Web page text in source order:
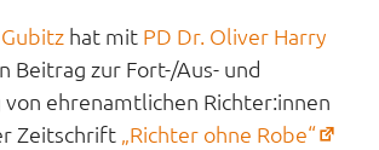
Gubitz hat mit PD Dr. Oliver Harry
Beitrag zur Fort-/Aus- und
ehrenamtlichen Richter:innen
Zeitschrift „Richter ohne Robe“